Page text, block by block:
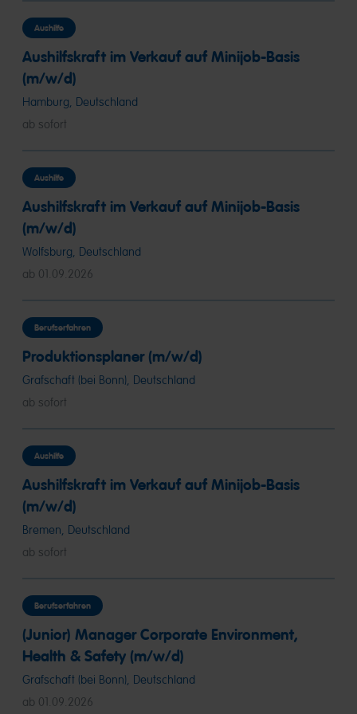
Aushilfe
Aushilfskraft im Verkauf auf Minijob-Basis
(m/w/d)
Hamburg, Deutschland
ab sofort
Aushilfe
Aushilfskraft im Verkauf auf Minijob-Basis
(m/w/d)
Wolfsburg, Deutschland
ab 01.09.2026
Berufserfahren
Produktionsplaner (m/w/d)
Grafschaft (bei Bonn), Deutschland
ab sofort
Aushilfe
Aushilfskraft im Verkauf auf Minijob-Basis
(m/w/d)
Bremen, Deutschland
ab sofort
Berufserfahren
(Junior) Manager Corporate Environment,
Health & Safety (m/w/d)
Grafschaft (bei Bonn), Deutschland
ab 01.09.2026